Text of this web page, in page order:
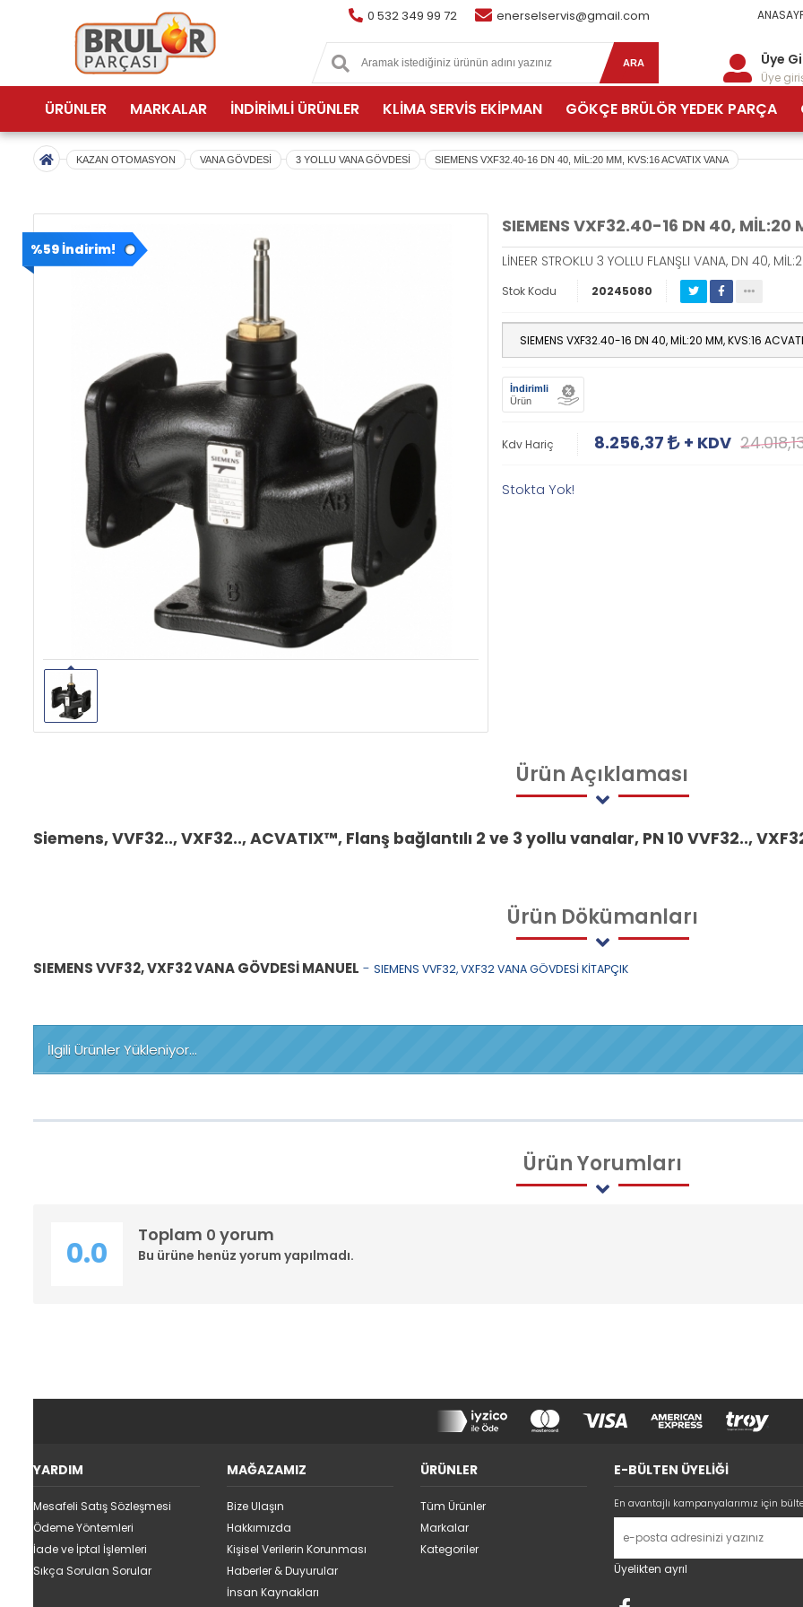
0 532 349 99 72 enerselservis@gmail.com
ARA Üye
Üye
ÜRÜNLER MARKALAR İNDİRİMLİ ÜRÜNLER KLİMA SERVİS EKİPMAN GÖKÇE BRÜLÖR YEDEK PARÇA
KAZAN OTOMASYON VANA GÖVDESİ 3 YOLLU VANA GÖVDESİ SIEMENS VXF32.40-16 DN 40, MİL:20 MM, KVS:16 ACVATIX VANA
%59 İndirim!
SIEMENS VXF32.40-16 DN 40, MİL:20
LİNEER STROKLU 3 YOLLU FLANŞLI VANA, DN 40,
Stok Kodu 20245080
İndirimli
Ürün
Kdv Hariç 8.256,37 + KDV
Stokta Yok!
ÜrünAçıklaması
Siemens, VVF32..,VXF32..,ACVATIX™, Flanş bağlantılı 2 ve 3 yollu vanalar, PN 10 VVF32..,
Ürün Dökümanları
SIEMENS VVF32, VXF32 VANA GÖVDESİ MANUEL - SIEMENS VVF32, VXF32 VANA GÖVDESİ KİTAPÇIK
İlgili Ürünler Yükleniyor...
ÜrünYorumları
Toplam 0 yorum
Bu ürüne henüz yorum yapılmadı.
0.0
YARDIM
Mesafeli Satış Sözleşmesi
Ödeme Yöntemleri
İade ve İptal İşlemleri
Sıkça Sorulan Sorular
MAĞAZAMIZ
Bize Ulaşın
Hakkımızda
Kişisel Verilerin Korunması
Haberler & Duyurular
İnsan Kaynakları
ÜRÜNLER
Tüm Ürünler
Markalar
Kategoriler
E-BÜLTEN ÜYELİĞİ
En avantajlı kampanyalarımız için
Üyelikten ayrıl